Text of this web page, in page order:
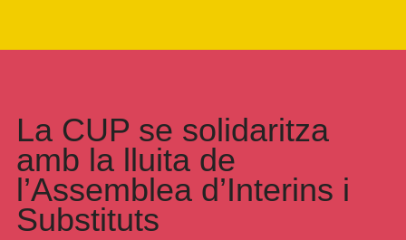
La CUP se solidaritza
amb la lluita de
l’Assemblea d’Interins i
Substituts